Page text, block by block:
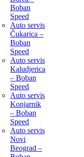
Boban
Speed
Auto servis
Čukarica –
Boban
Speed
Auto servis
Kaludjerica
– Boban
Speed
Auto servis
Konjarnik
– Boban
Speed
Auto servis
Novi
Beograd –